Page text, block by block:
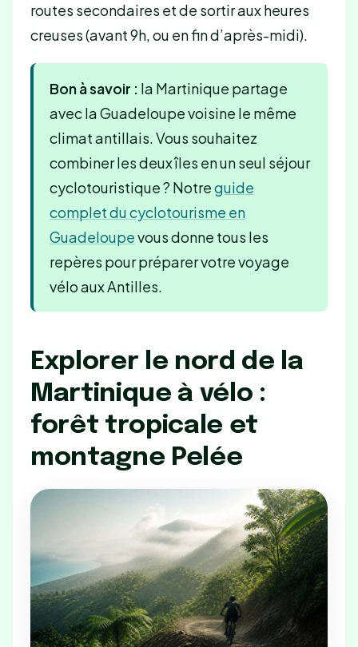
routes secondaires et de sortir aux heures
creuses (avant 9h, ou en fin d’après-midi).
Bon à savoir : la Martinique partage
avec la Guadeloupe voisine le même
climat antillais. Vous souhaitez
combiner les deux îles en un seul séjour
cyclotouristique ? Notreguide
complet du cyclotourisme en
Guadeloupevous donne tous les
repères pour préparer votre voyage
vélo aux Antilles.
Explorer le nord de la
Martinique à vélo :
forêt tropicale et
montagne Pelée